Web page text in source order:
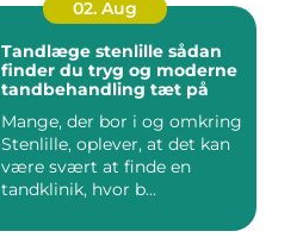
02. Aug
Tandlæge stenlille sådan
finder du tryg og moderne
tandbehandling tæt på
Mange, der bor i og omkring
Stenlille, oplever, at det kan
være svært at finde en
tandklinik, hvor b...